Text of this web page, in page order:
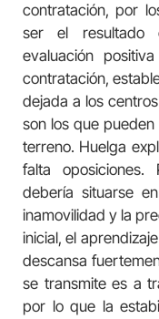
contratación, por
ser el resultado
evaluación
contratación,
dejada a los
son los que
terreno. Huelga
falta
debería situarse
inamovilidad y la
inicial, el
descansa
se transmite es a
por lo que la